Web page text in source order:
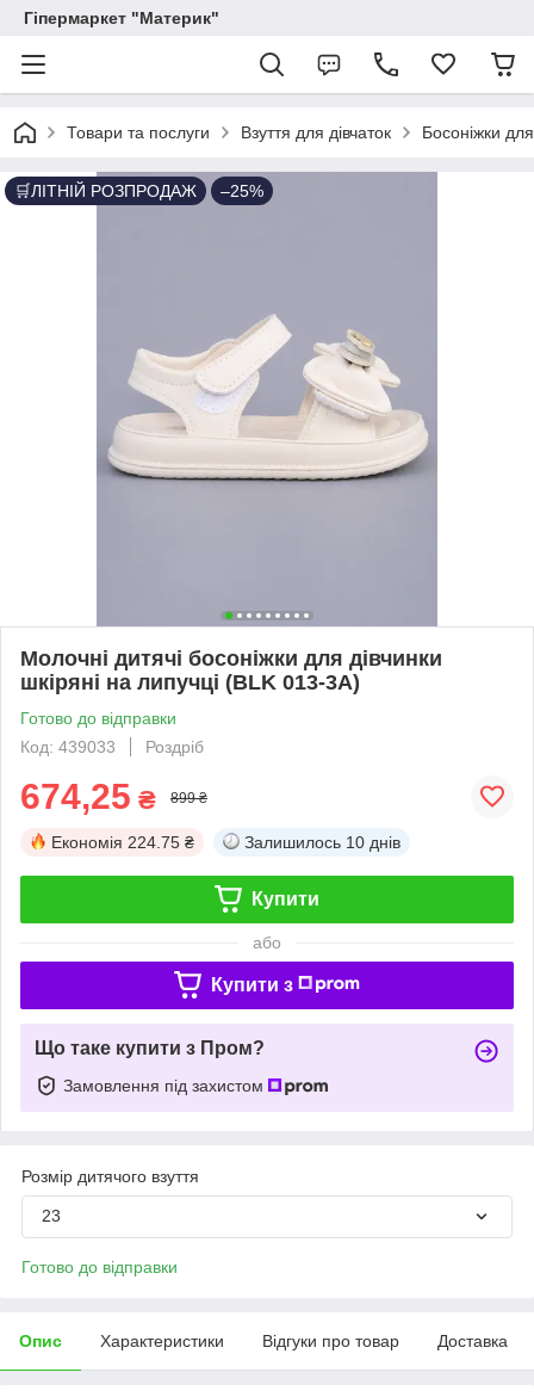
Гіпермаркет "Материк"
Товари та послуги Взуття для дівчаток Босоніжки для
🛒ЛІТНІЙ РОЗПРОДАЖ –25%
Молочні дитячі босоніжки для дівчинки
шкіряні на липучці (BLK 013-3A)
Готово до відправки
Код: 439033
Роздріб
674,25 ₴ 899 ₴
Економія 224.75 ₴ Залишилось 10 днів
Купити
або
Купити з
Що таке купити з Пром?
Замовлення під захистом
Розмір дитячого взуття
23
Готово до відправки
Опис Характеристики Відгуки про товар Доставка